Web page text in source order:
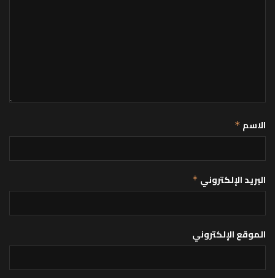
الاسم *
البريد الإلكتروني *
الموقع الإلكتروني